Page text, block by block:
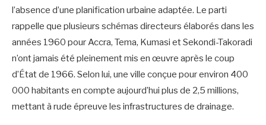
l’absence d’une planification urbaine adaptée. Le parti
rappelle que plusieurs schémas directeurs élaborés dans les
années 1960 pour Accra, Tema, Kumasi et Sekondi-Takoradi
n’ont jamais été pleinement mis en œuvre après le coup
d’État de 1966. Selon lui, une ville conçue pour environ 400
000 habitants en compte aujourd’hui plus de 2,5 millions,
mettant à rude épreuve les infrastructures de drainage.